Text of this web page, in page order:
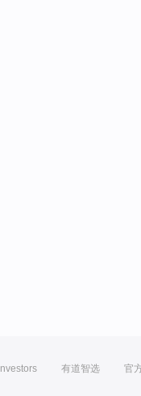
Investors 有道智选 官